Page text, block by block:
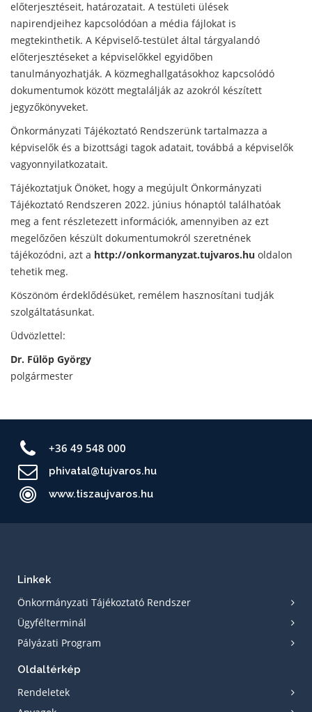
előterjesztéseit, határozatait. A testületi ülések
napirendjeihez kapcsolódóan a média fájlokat is
megtekinthetik. A Képviselő-testület által tárgyalandó
előterjesztéseket a képviselőkkel egyidőben
tanulmányozhatják. A közmeghallgatásokhoz kapcsolódó
dokumentumok között megtalálják az azokról készített
jegyzőkönyveket.
Önkormányzati Tájékoztató Rendszerünk tartalmazza a
képviselők és a bizottsági tagok adatait, továbbá a képviselők
vagyonnyilatkozatait.
Tájékoztatjuk Önöket, hogy a megújult Önkormányzati
Tájékoztató Rendszeren 2022. június hónaptól találhatóak
meg a fent részletezett információk, amennyiben az ezt
megelőzően készült dokumentumokról szeretnének
tájékozódni, azt a http://onkormanyzat.tujvaros.hu oldalon
tehetik meg.
Köszönöm érdeklődésüket, remélem hasznosítani tudják
szolgáltatásunkat.
Üdvözlettel:
Dr. Fülöp György
polgármester
+36 49 548 000
phivatal@tujvaros.hu
www.tiszaujvaros.hu
Linkek
Önkormányzati Tájékoztató Rendszer
Ügyfélterminál
Pályázati Program
Oldaltérkép
Rendeletek